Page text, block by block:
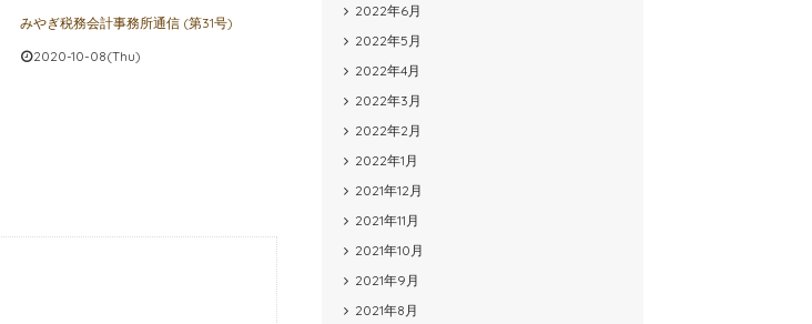
みやぎ税務会計事務所通信 (第31号)
2020-10-08(Thu)
2022年6月
2022年5月
2022年4月
2022年3月
2022年2月
2022年1月
2021年12月
2021年11月
2021年10月
2021年9月
2021年8月